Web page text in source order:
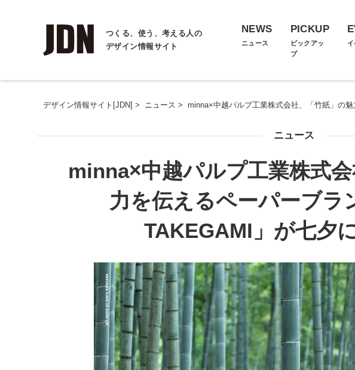
つくる、使う、考える人の
デザイン情報サイト
NEWS
ニュース
PICKUP
ピックアッ
プ
デザイン情報サイト[JDN] > ニュース > minna×中越パルプ工業株式会社、「竹紙」の
ニュース
minna×中越パルプ工業株式
力を伝えるペーパーブラ
TAKEGAMI」が七夕